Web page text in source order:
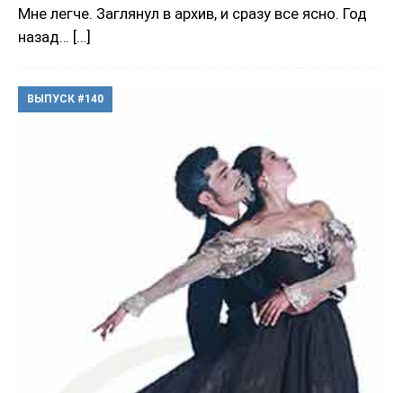
Мне легче. Заглянул в архив, и сразу все ясно. Год
назад… […]
ВЫПУСК #140